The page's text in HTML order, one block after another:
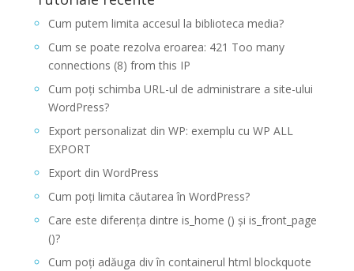
Cum putem limita accesul la biblioteca media?
Cum se poate rezolva eroarea: 421 Too many
connections (8) from this IP
Cum poți schimba URL-ul de administrare a site-ului
WordPress?
Export personalizat din WP: exemplu cu WP ALL
EXPORT
Export din WordPress
Cum poți limita căutarea în WordPress?
Care este diferența dintre is_home () și is_front_page
()?
Cum poți adăuga div în containerul html blockquote